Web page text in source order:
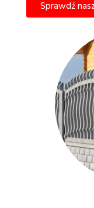
Sprawdź